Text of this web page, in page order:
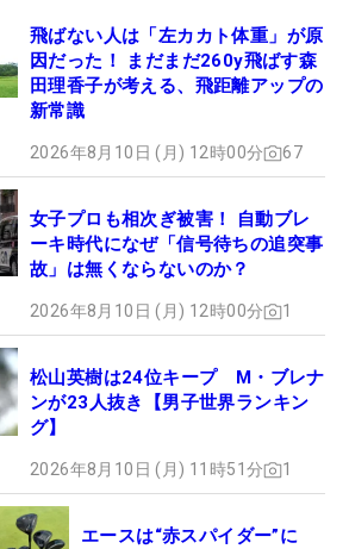
飛ばない人は「左カカト体重」が原
因だった！ まだまだ260y飛ばす森
田理香子が考える、飛距離アップの
新常識
2026年8月10日 (月) 12時00分 67
女子プロも相次ぎ被害！ 自動ブレ
ーキ時代になぜ「信号待ちの追突事
故」は無くならないのか？
2026年8月10日 (月) 12時00分 1
松山英樹は24位キープ M・ブレナ
ンが23人抜き【男子世界ランキン
グ】
2026年8月10日 (月) 11時51分 1
エースは“赤スパイダー”に